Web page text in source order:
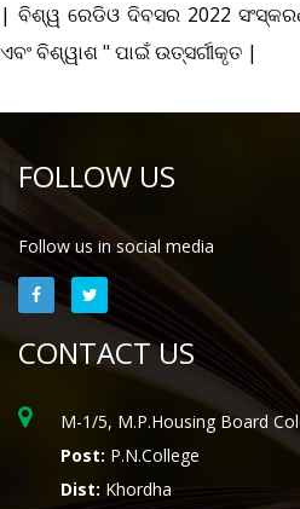
| ବିଶ୍ୱ ରେଡିଓ ଦିବସର 2022
ଏବଂ ବିଶ୍ୱାଶ " ପାଇଁ ଉତ୍ସର୍ଗୀକୃତ |
FOLLOW US
Follow us in social media
CONTACT US
M-1/5, M.P.Housing Board
Post: P.N.College
Dist: Khordha